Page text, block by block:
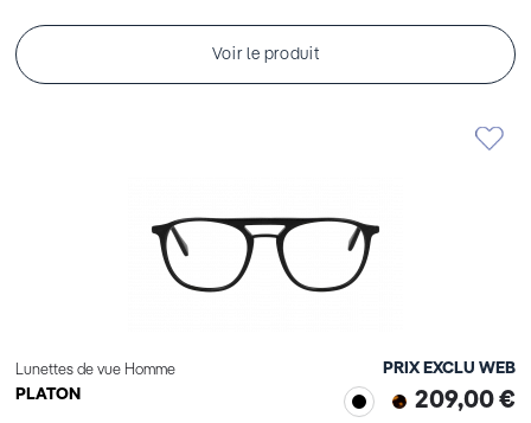
Voir le produit
Lunettes de vue Homme
PLATON
PRIX EXCLU WEB
209,00 €